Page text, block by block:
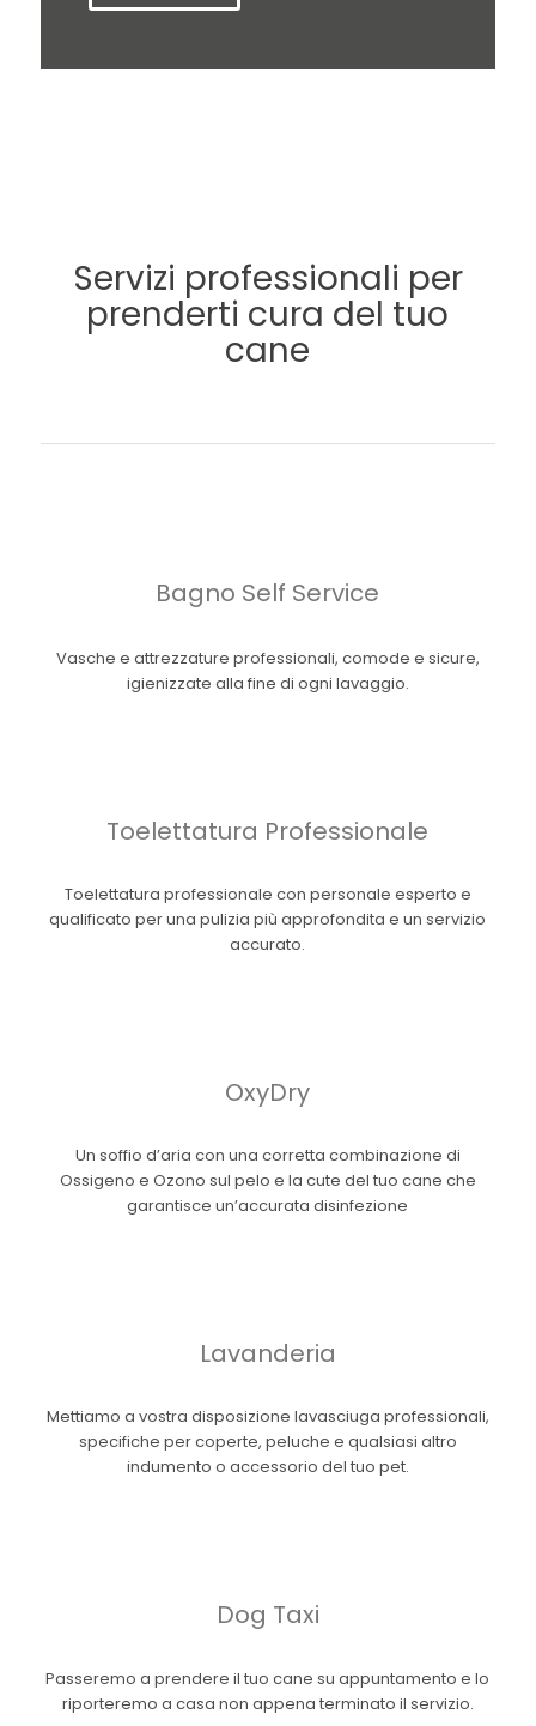
Servizi professionali per
prenderti cura del tuo
cane
Bagno Self Service
Vasche e attrezzature professionali, comode e sicure,
igienizzate alla fine di ogni lavaggio.
Toelettatura Professionale
Toelettatura professionale con personale esperto e
qualificato per una pulizia più approfondita e un servizio
accurato.
OxyDry
Un soffio d’aria con una corretta combinazione di
Ossigeno e Ozono sul pelo e la cute del tuo cane che
garantisce un’accurata disinfezione
Lavanderia
Mettiamo a vostra disposizione lavasciuga professionali,
specifiche per coperte, peluche e qualsiasi altro
indumento o accessorio del tuo pet.
Dog Taxi
Passeremo a prendere il tuo cane su appuntamento e lo
riporteremo a casa non appena terminato il servizio.